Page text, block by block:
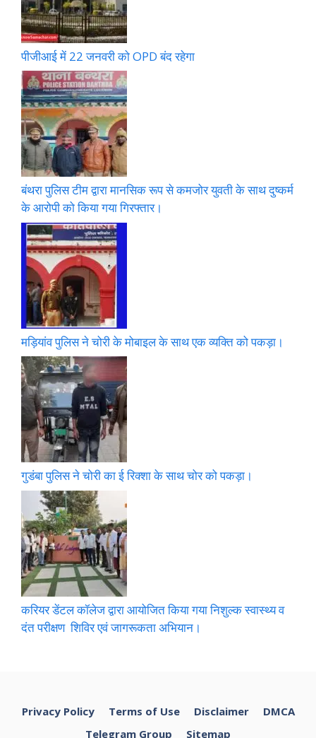
पीजीआई में 22 जनवरी को OPD बंद रहेगा
बंथरा पुलिस टीम द्वारा मानसिक रूप से कमजोर युवती के साथ दुष्कर्म
के आरोपी को किया गया गिरफ्तार।
मड़ियांव पुलिस ने चोरी के मोबाइल के साथ एक व्यक्ति को पकड़ा।
गुडंबा पुलिस ने चोरी का ई रिक्शा के साथ चोर को पकड़ा।
करियर डेंटल कॉलेज द्वारा आयोजित किया गया निशुल्क स्वास्थ्य व
दंत परीक्षण शिविर एवं जागरूकता अभियान।
Privacy Policy Terms of Use Disclaimer
DMCA
Telegram Group
Sitemap